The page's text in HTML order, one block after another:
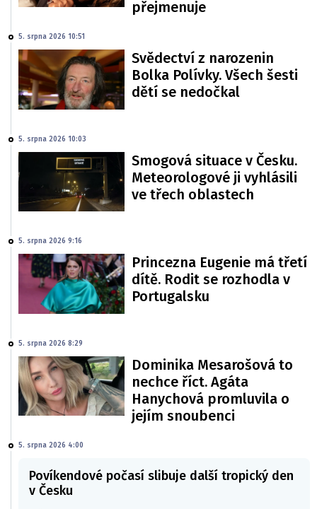
přejmenuje
5. srpna 2026 10:51
Svědectví z narozenin
Bolka Polívky. Všech šesti
dětí se nedočkal
5. srpna 2026 10:03
Smogová situace v Česku.
Meteorologové ji vyhlásili
ve třech oblastech
5. srpna 2026 9:16
Princezna Eugenie má třetí
dítě. Rodit se rozhodla v
Portugalsku
5. srpna 2026 8:29
Dominika Mesarošová to
nechce říct. Agáta
Hanychová promluvila o
jejím snoubenci
5. srpna 2026 4:00
Povíkendové počasí slibuje další tropický den
v Česku